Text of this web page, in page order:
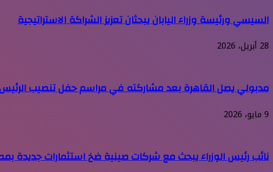
السيسي ورئيسة وزراء اليابان يبحثان تعزيز الشراكة الاستراتيجية
28 أبريل، 2026
مدبولي يصل القاهرة بعد مشاركته في مراسم حفل تنصيب الرئيس
9 مايو، 2026
نائب رئيس الوزراء يبحث مع شركات صينية ضخ استثمارات جديدة